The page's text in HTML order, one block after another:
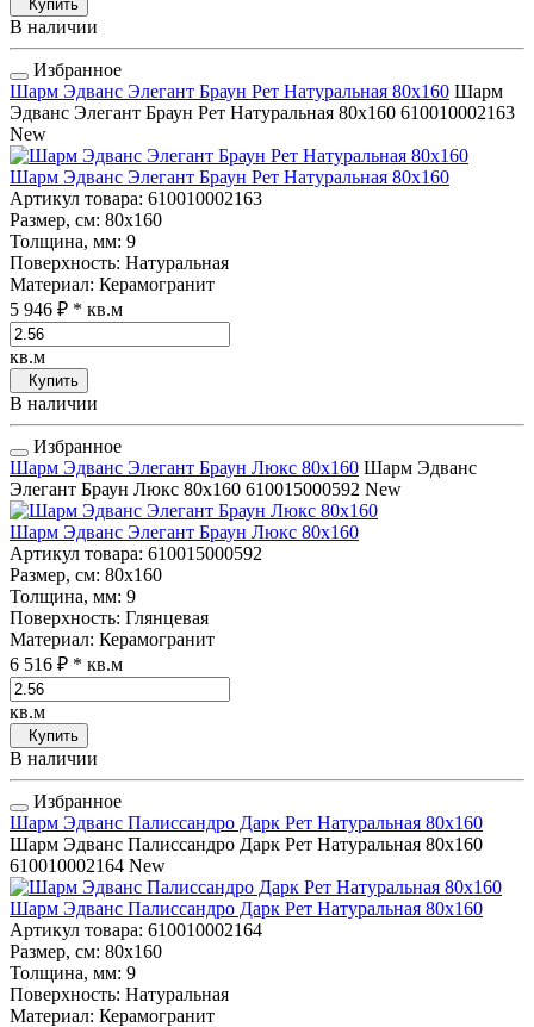
Купить
В наличии
Избранное
Шарм Эдванс Элегант Браун Рет Натуральная 80x160 Шарм
Эдванс Элегант Браун Рет Натуральная 80x160 610010002163
New
Шарм Эдванс Элегант Браун Рет Натуральная 80x160
Артикул товара: 610010002163
Размер, см: 80x160
Толщина, мм: 9
Поверхность: Натуральная
Материал: Керамогранит
5 946 ₽ * кв.м
кв.м
Купить
В наличии
Избранное
Шарм Эдванс Элегант Браун Люкс 80x160 Шарм Эдванс
Элегант Браун Люкс 80x160 610015000592 New
Шарм Эдванс Элегант Браун Люкс 80x160
Артикул товара: 610015000592
Размер, см: 80x160
Толщина, мм: 9
Поверхность: Глянцевая
Материал: Керамогранит
6 516 ₽ * кв.м
кв.м
Купить
В наличии
Избранное
Шарм Эдванс Палиссандро Дарк Рет Натуральная 80x160
Шарм Эдванс Палиссандро Дарк Рет Натуральная 80x160
610010002164 New
Шарм Эдванс Палиссандро Дарк Рет Натуральная 80x160
Артикул товара: 610010002164
Размер, см: 80x160
Толщина, мм: 9
Поверхность: Натуральная
Материал: Керамогранит